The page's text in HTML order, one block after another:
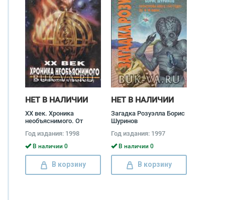
НЕТ В НАЛИЧИИ
XX век. Хроника
необъяснимого. От
пророчеству Алексей
Прийма
Год издания: 1998
В наличии 0
В корзину
НЕТ В НАЛИЧИИ
Загадка Розуэлла Борис
Шуринов
Год издания: 1997
В наличии 0
В корзину